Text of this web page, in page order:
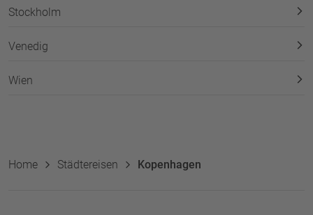
Stockholm
Venedig
Wien
Home Städtereisen Kopenhagen